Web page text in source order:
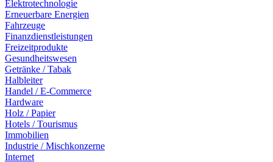
Elektrotechnologie
Erneuerbare Energien
Fahrzeuge
Finanzdienstleistungen
Freizeitprodukte
Gesundheitswesen
Getränke / Tabak
Halbleiter
Handel / E-Commerce
Hardware
Holz / Papier
Hotels / Tourismus
Immobilien
Industrie / Mischkonzerne
Internet